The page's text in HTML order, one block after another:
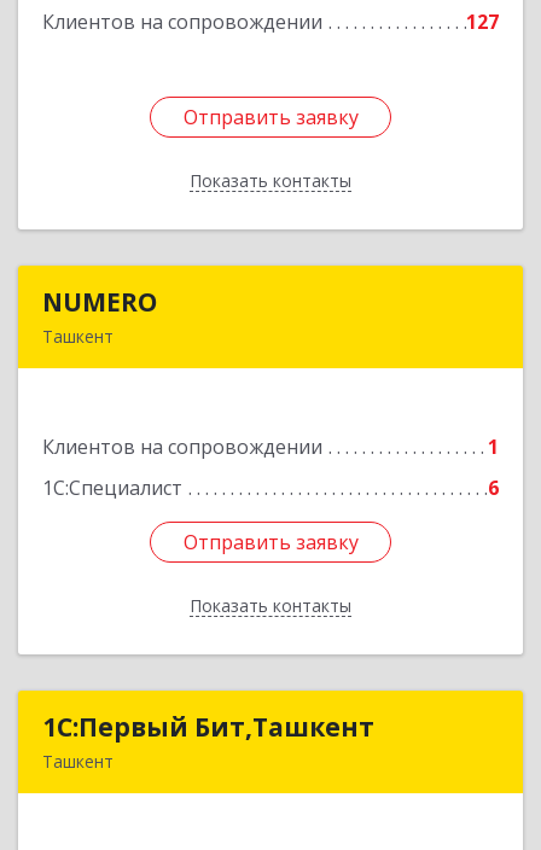
Клиентов на сопровождении 127
Отправить заявку
Показать контакты
Подробнее
Отправить заявку
Назад
NUMERO
Ташкент
Клиентов на сопровождении
1
1С:Специалист
6
Отправить заявку
Показать контакты
Подробнее
Отправить заявку
Назад
1C:Первый Бит,Ташкент
Ташкент
1C:Первый Бит,Ташкент